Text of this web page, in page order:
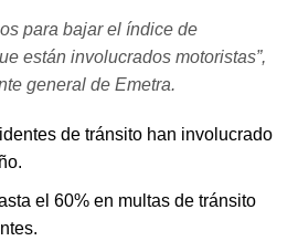
para bajar el índice de
están involucrados motoristas”,
general de Emetra.
de tránsito han involucrado
el 60% en multas de tránsito